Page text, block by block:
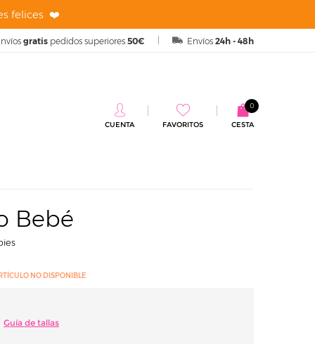
felices ❤️
Envíos 24h - 48h
gratis pedidos superiores 50€
CESTA
0
CUENTA FAVORITOS
Bebé
NO DISPONIBLE
Guía de tallas